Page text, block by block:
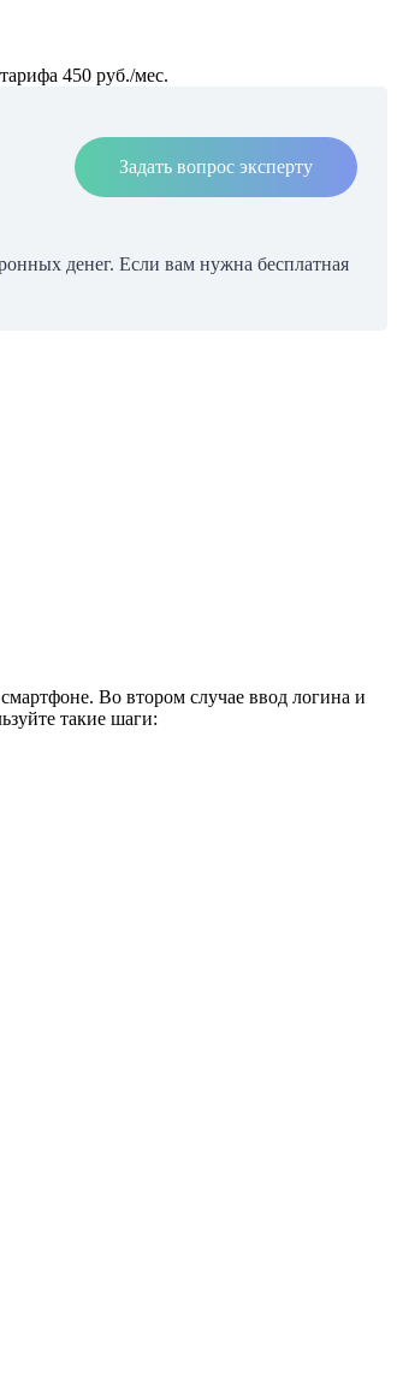
450 руб./мес.
Задать вопрос эксперту
денег. Если вам нужна бесплатная
Во втором случае ввод логина и
такие шаги: